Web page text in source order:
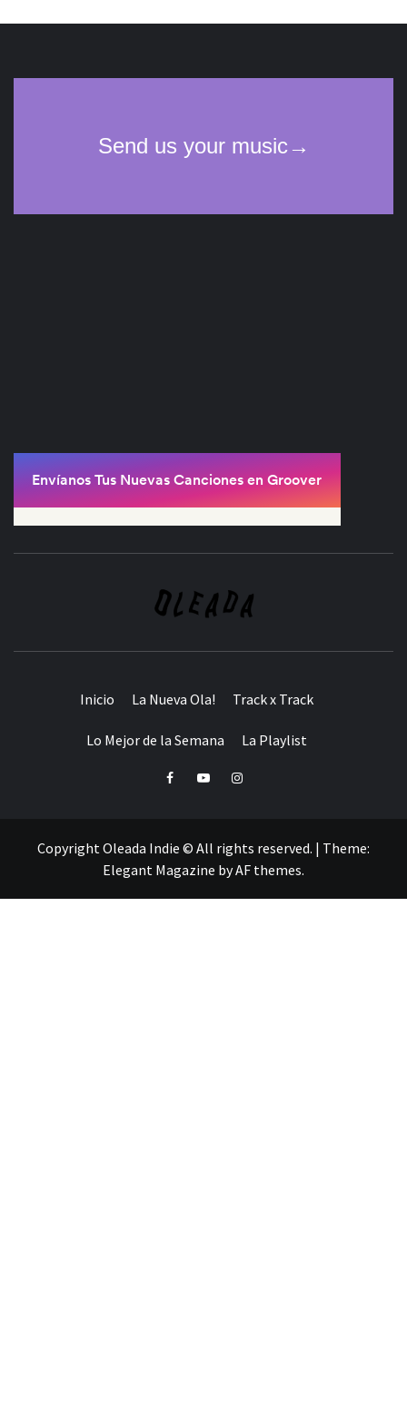
Inicio La Nueva Ola! Track x Track
Lo Mejor de la Semana La Playlist
FacebookYoutubeInstagram
Copyright Oleada Indie © All rights reserved. | Theme:
Elegant Magazine byAF themes.